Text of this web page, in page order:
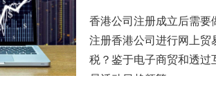
香港公司注册成立后需要
注册香港公司进行网上贸
税？鉴于电子商贸和透过
易活动日趋频繁…